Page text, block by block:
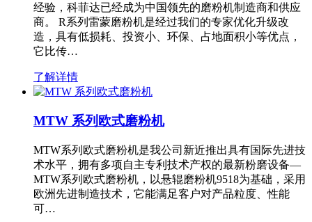
经验，科菲达已经成为中国领先的磨粉机制造商和供应
商。 R系列雷蒙磨粉机是经过我们的专家优化升级改
造，具有低损耗、投资小、环保、占地面积小等优点，
它比传…
了解详情
MTW 系列欧式磨粉机
MTW系列欧式磨粉机是我公司新近推出具有国际先进技
术水平，拥有多项自主专利技术产权的最新粉磨设备—
MTW系列欧式磨粉机，以悬辊磨粉机9518为基础，采用
欧洲先进制造技术，它能满足客户对产品粒度、性能
可…